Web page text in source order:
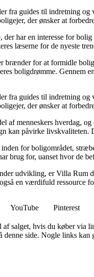
fra guides til indretning
der ønsker at
har en interesse for
læserne for de nyeste
brænder for at formidle
boligdrømme.
fra guides til indretning
der ønsker at
af menneskers hverdag,
kan påvirke
inden for boligområdet,
brug for, uanset hvor de
udvikling, er Villa Rum
en værdifuld ressource
YouTube Pinterest
salget, hvis du køber via
side. Nogle links